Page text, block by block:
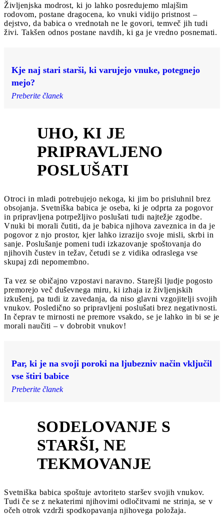
Življenjska modrost, ki jo lahko posredujemo mlajšim
rodovom, postane dragocena, ko vnuki vidijo pristnost –
dejstvo, da babica o vrednotah ne le govori, temveč jih tudi
živi. Takšen odnos postane navdih, ki ga je vredno posnemati.
Kje naj stari starši, ki varujejo vnuke, potegnejo
mejo?
Preberite članek
UHO, KI JE
PRIPRAVLJENO
POSLUŠATI
Otroci in mladi potrebujejo nekoga, ki jim bo prisluhnil brez
obsojanja. Svetniška babica je oseba, ki je odprta za pogovor
in pripravljena potrpežljivo poslušati tudi najtežje zgodbe.
Vnuki bi morali čutiti, da je babica njihova zaveznica in da je
pogovor z njo prostor, kjer lahko izrazijo svoje misli, skrbi in
sanje. Poslušanje pomeni tudi izkazovanje spoštovanja do
njihovih čustev in težav, četudi se z vidika odraslega vse
skupaj zdi nepomembno.
Ta vez se običajno vzpostavi naravno. Starejši ljudje pogosto
premorejo več duševnega miru, ki izhaja iz življenjskih
izkušenj, pa tudi iz zavedanja, da niso glavni vzgojitelji svojih
vnukov. Posledično so pripravljeni poslušati brez negativnosti.
In čeprav te mirnosti ne premore vsakdo, se je lahko in bi se je
morali naučiti – v dobrobit vnukov!
Par, ki je na svoji poroki na ljubezniv način vključil
vse štiri babice
Preberite članek
SODELOVANJE S
STARŠI, NE
TEKMOVANJE
Svetniška babica spoštuje avtoriteto staršev svojih vnukov.
Tudi če se z nekaterimi njihovimi odločitvami ne strinja, se v
očeh otrok vzdrži spodkopavanja njihovega položaja.